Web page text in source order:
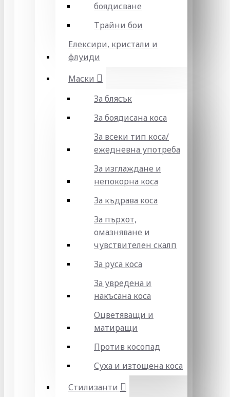
боядисване
Трайни бои
Елексири, кристали и
флуиди
Маски
За блясък
За боядисана коса
За всеки тип коса/
ежедневна употреба
За изглаждане и
непокорна коса
За къдрава коса
За пърхот,
омазняване и
чувствителен скалп
За руса коса
За увредена и
накъсана коса
Оцветяващи и
матиращи
Против косопад
Суха и изтощена коса
Стилизанти